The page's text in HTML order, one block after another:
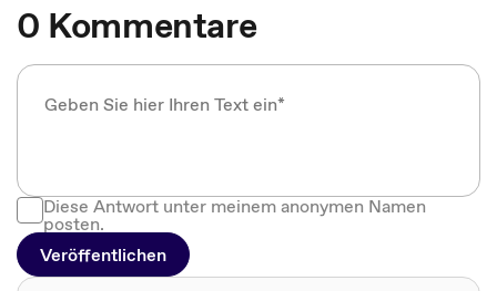
0 Kommentare
Diese Antwort unter meinem anonymen Namen
posten.
Veröffentlichen